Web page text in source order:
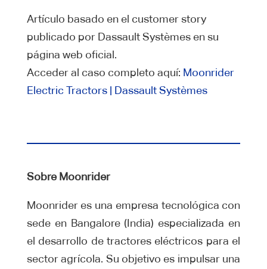
Artículo basado en el customer story
publicado por Dassault Systèmes en su
página web oficial.
Acceder al caso completo aquí: Moonrider
Electric Tractors | Dassault Systèmes
Sobre Moonrider
Moonrider es una empresa tecnológica con
sede en Bangalore (India) especializada en
el desarrollo de tractores eléctricos para el
sector agrícola. Su objetivo es impulsar una